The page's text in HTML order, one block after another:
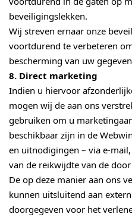
beveiligingslekken.
Wij streven ernaar onze
voortdurend te verbeteren
bescherming van uw
8. Direct marketing
Indien u hiervoor
mogen wij de aan ons
gebruiken om u
beschikbaar zijn in de
en uitnodigingen – via e-
van de reikwijdte van de
De op deze manier aan ons
kunnen uitsluitend aan
doorgegeven voor het